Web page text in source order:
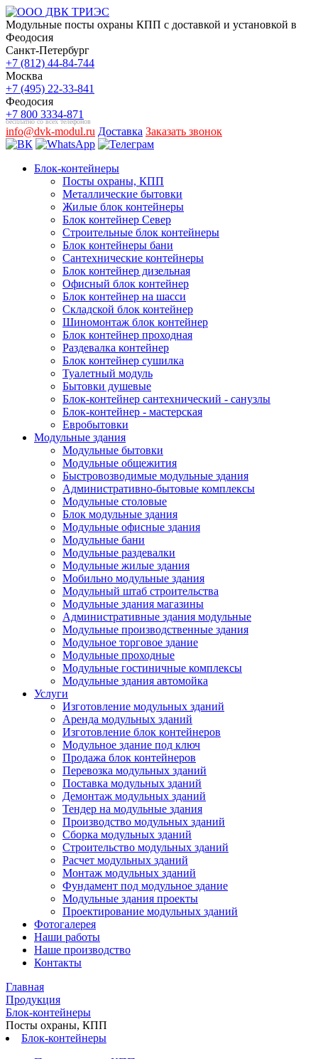
Модульные посты охраны КПП с доставкой и установкой в
Феодосия
Санкт-Петербург
+7 (812) 44-84-744
Москва
+7 (495) 22-33-841
Феодосия
+7 800 3334-871
бесплатно со всех телефонов
info@dvk-modul.ru Доставка Заказать звонок
Блок-контейнеры
Посты охраны, КПП
Металлические бытовки
Жилые блок контейнеры
Блок контейнер Север
Строительные блок контейнеры
Блок контейнеры бани
Сантехнические контейнеры
Блок контейнер дизельная
Офисный блок контейнер
Блок контейнер на шасси
Складской блок контейнер
Шиномонтаж блок контейнер
Блок контейнер проходная
Раздевалка контейнер
Блок контейнер сушилка
Туалетный модуль
Бытовки душевые
Блок-контейнер сантехнический - санузлы
Блок-контейнер - мастерская
Евробытовки
Модульные здания
Модульные бытовки
Модульные общежития
Быстровозводимые модульные здания
Административно-бытовые комплексы
Модульные столовые
Блок модульные здания
Модульные офисные здания
Модульные бани
Модульные раздевалки
Модульные жилые здания
Мобильно модульные здания
Модульный штаб строительства
Модульные здания магазины
Административные здания модульные
Модульные производственные здания
Модульное торговое здание
Модульные проходные
Модульные гостиничные комплексы
Модульные здания автомойка
Услуги
Изготовление модульных зданий
Аренда модульных зданий
Изготовление блок контейнеров
Модульное здание под ключ
Продажа блок контейнеров
Перевозка модульных зданий
Поставка модульных зданий
Демонтаж модульных зданий
Тендер на модульные здания
Производство модульных зданий
Сборка модульных зданий
Строительство модульных зданий
Расчет модульных зданий
Монтаж модульных зданий
Фундамент под модульное здание
Модульные здания проекты
Проектирование модульных зданий
Фотогалерея
Наши работы
Наше производство
Контакты
Главная
Продукция
Блок-контейнеры
Посты охраны, КПП
Блок-контейнеры